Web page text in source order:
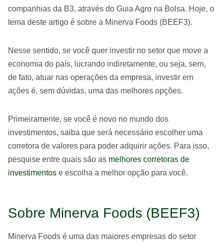
companhias da B3, através do Guia Agro na Bolsa. Hoje, o
tema deste artigo é sobre a Minerva Foods (BEEF3).
Nesse sentido, se você quer investir no setor que move a
economia do país, lucrando indiretamente, ou seja, sem,
de fato, atuar nas operações da empresa, investir em
ações é, sem dúvidas, uma das melhores opções.
Primeiramente, se você é novo no mundo dos
investimentos, saiba que será necessário escolher uma
corretora de valores para poder adquirir ações. Para isso,
pesquise entre quais são as melhores corretoras de
investimentos e escolha a melhor opção para você.
Sobre Minerva Foods (BEEF3)
Minerva Foods é uma das maiores empresas do setor